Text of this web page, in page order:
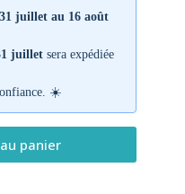
juillet au 16 août
juillet sera expédiée
☀️
panier